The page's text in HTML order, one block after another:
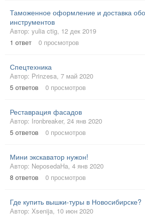
Таможенное оформление и доставка
инструментов
Автор: yulia ctig, 12 дек 2019
1 ответ 0 просмотров
Спецтехника
Автор: Prinzesa, 7 май 2020
5 ответов 0 просмотров
Реставрация фасадов
Автор: Ironbreaker, 24 янв 2020
5 ответов 0 просмотров
Мини экскаватор нужон!
Автор: NeposedaHa, 4 янв 2020
8 ответов 0 просмотров
Где купить вышки-туры в Новосибирске?
Автор: Xsenija, 10 июн 2020